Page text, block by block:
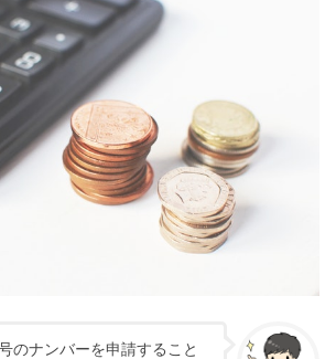
のナンバーを申請すること